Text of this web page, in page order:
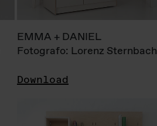
EMMA + DANIEL
Fotografo: Lorenz Sternbach
Download